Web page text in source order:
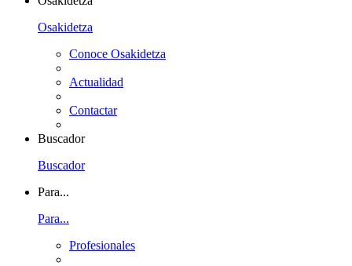
Osakidetza
Conoce Osakidetza
Actualidad
Contactar
Buscador
Buscador
Para...
Para...
Profesionales